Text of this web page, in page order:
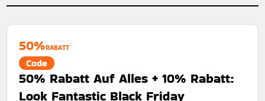
50%RABATT
Code
50% Rabatt Auf Alles + 10% Rabatt:
Look Fantastic Black Friday